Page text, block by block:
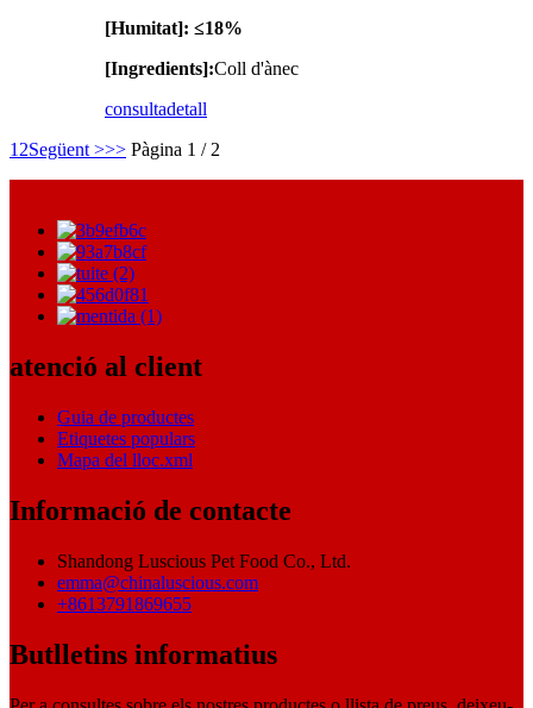
[Humitat]: ≤18%
[Ingredients]:Coll d'ànec
consultadetall
1 2Següent >>> Pàgina 1 / 2
atenció al client
Guia de productes
Etiquetes populars
Mapa del lloc.xml
Informació de contacte
Shandong Luscious Pet Food Co., Ltd.
emma@chinaluscious.com
+8613791869655
Butlletins informatius